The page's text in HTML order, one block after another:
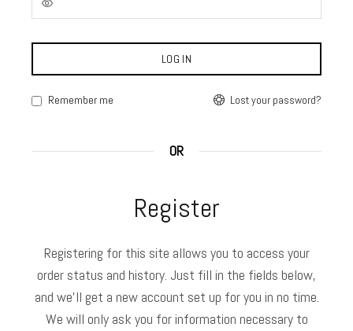
LOG IN
Lost your password?
Remember me
OR
Register
Registering for this site allows you to access your
order status and history. Just fill in the fields below,
and we'll get a new account set up for you in no time.
We will only ask you for information necessary to